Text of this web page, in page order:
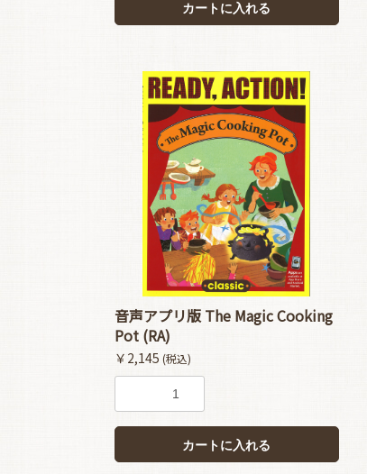
カートに入れる
音声アプリ版 The Magic Cooking
Pot (RA)
￥2,145 (税込)
カートに入れる